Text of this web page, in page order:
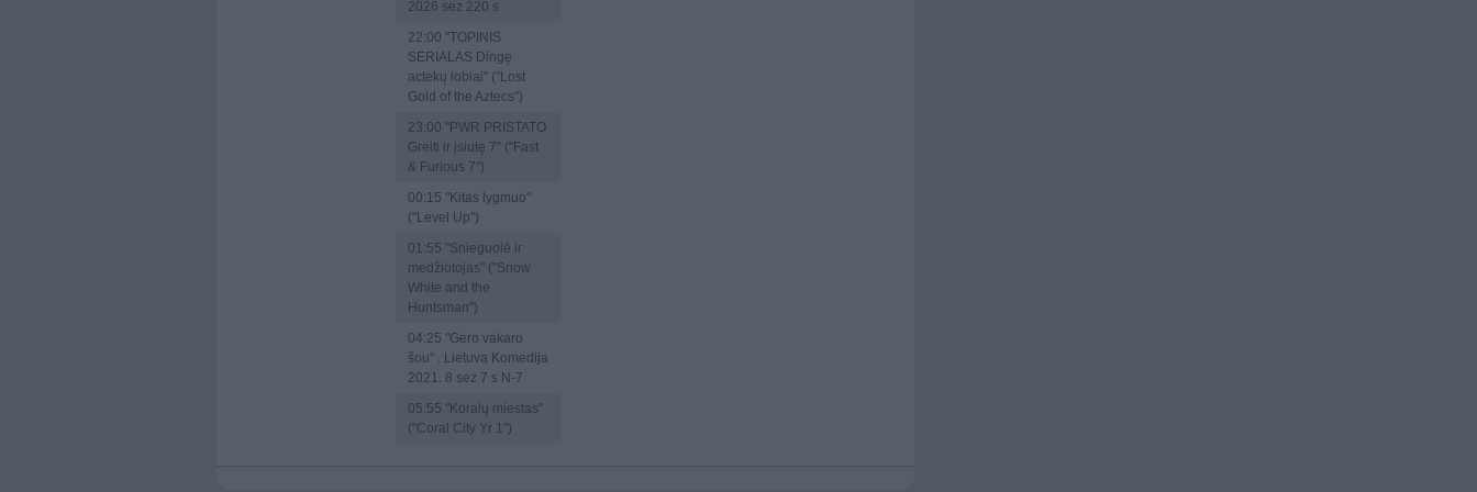
2026 sez 220 s
22:00 "TOPINIS
SERIALAS Dingę
actekų lobiai" ("Lost
Gold of the Aztecs")
23:00 "PWR PRISTATO
Greiti ir įsiutę 7" ("Fast
& Furious 7")
00:15 "Kitas lygmuo"
("Level Up")
01:55 "Snieguolė ir
medžiotojas" ("Snow
White and the
Huntsman")
04:25 "Gero vakaro
šou" . Lietuva Komedija
2021. 8 sez 7 s N-7
05:55 "Koralų miestas"
("Coral City Yr 1")